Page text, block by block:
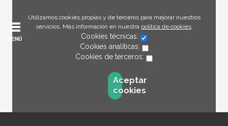
Utilizamos cookies propias y de terceros para mejorar nuestros
servicios. Más información en nuestra política de cookies.
Cookies técnicas:
Cookies analíticas:
Cookies de terceros:
Aceptar
cookies
MENÚ